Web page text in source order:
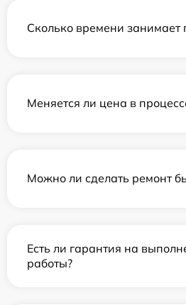
Сколько времени занимает
Меняется ли цена в
Можно ли сделать ремонт
Есть ли гарантия на
работы?